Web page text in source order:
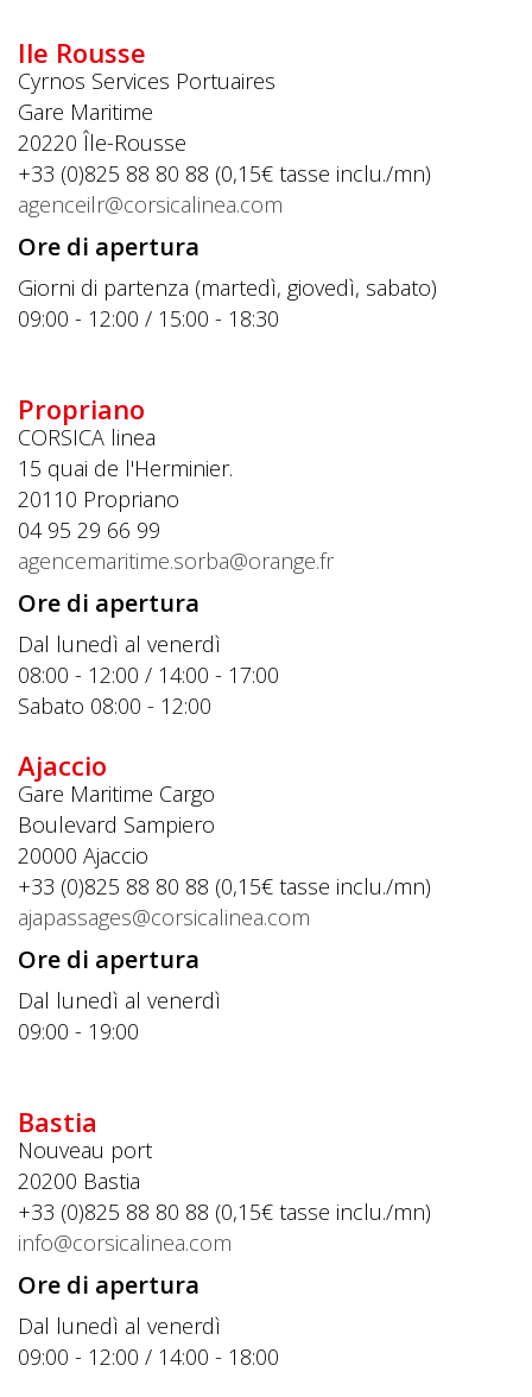
Ile Rousse
Cyrnos Services Portuaires
Gare Maritime
20220 Île-Rousse
+33 (0)825 88 80 88 (0,15€ tasse inclu./mn)
agenceilr@corsicalinea.com
Ore di apertura
Giorni di partenza (martedì, giovedì, sabato)
09:00 - 12:00 / 15:00 - 18:30
Propriano
CORSICA linea
15 quai de l'Herminier.
20110 Propriano
04 95 29 66 99
agencemaritime.sorba@orange.fr
Ore di apertura
Dal lunedì al venerdì
08:00 - 12:00 / 14:00 - 17:00
Sabato 08:00 - 12:00
Ajaccio
Gare Maritime Cargo
Boulevard Sampiero
20000 Ajaccio
+33 (0)825 88 80 88 (0,15€ tasse inclu./mn)
ajapassages@corsicalinea.com
Ore di apertura
Dal lunedì al venerdì
09:00 - 19:00
Bastia
Nouveau port
20200 Bastia
+33 (0)825 88 80 88 (0,15€ tasse inclu./mn)
info@corsicalinea.com
Ore di apertura
Dal lunedì al venerdì
09:00 - 12:00 / 14:00 - 18:00